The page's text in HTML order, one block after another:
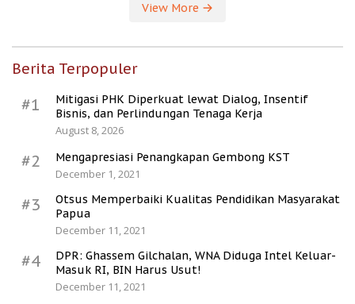
View More
Berita Terpopuler
#1
Mitigasi PHK Diperkuat lewat Dialog, Insentif
Bisnis, dan Perlindungan Tenaga Kerja
August 8, 2026
#2
Mengapresiasi Penangkapan Gembong KST
December 1, 2021
#3
Otsus Memperbaiki Kualitas Pendidikan Masyarakat
Papua
December 11, 2021
#4
DPR: Ghassem Gilchalan, WNA Diduga Intel Keluar-
Masuk RI, BIN Harus Usut!
December 11, 2021